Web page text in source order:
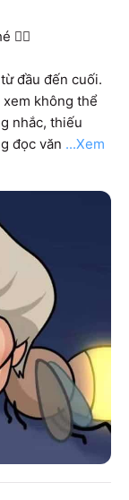
đầu đến cuối.
không thể
nhắc, thiếu
đọc văn ...Xem